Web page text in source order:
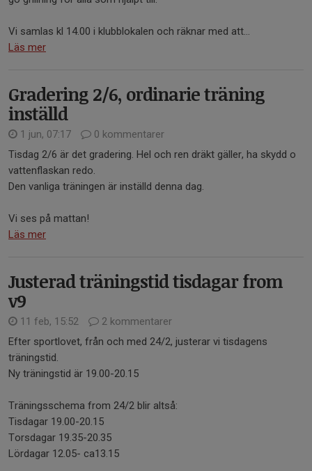
Vi samlas kl 14.00 i klubblokalen och räknar med att...
Läs mer
Gradering 2/6, ordinarie träning
inställd
1 jun, 07:17
0 kommentarer
Tisdag 2/6 är det gradering. Hel och ren dräkt gäller, ha skydd o
vattenflaskan redo.
Den vanliga träningen är inställd denna dag.
Vi ses på mattan!
Läs mer
Justerad träningstid tisdagar from
v9
11 feb, 15:52
2 kommentarer
Efter sportlovet, från och med 24/2, justerar vi tisdagens
träningstid.
Ny träningstid är 19.00-20.15
Träningsschema from 24/2 blir altså:
Tisdagar 19.00-20.15
Torsdagar 19.35-20.35
Lördagar 12.05- ca13.15